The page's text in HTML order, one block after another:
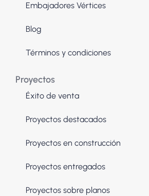
Embajadores Vértices
Blog
Términos y condiciones
Proyectos
Éxito de venta
Proyectos destacados
Proyectos en construcción
Proyectos entregados
Proyectos sobre planos